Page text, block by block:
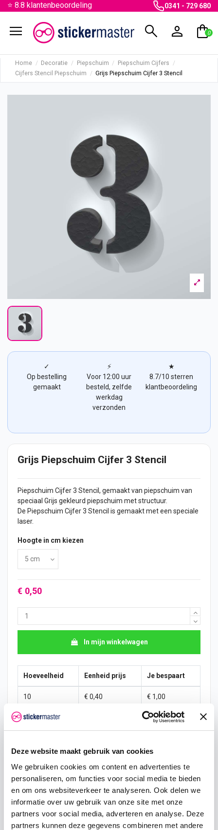
Deze website maakt gebruik van cookies
We gebruiken cookies om content en advertenties te
personaliseren, om functies voor social media te bieden
en om ons websiteverkeer te analyseren. Ook delen we
informatie over uw gebruik van onze site met onze
partners voor social media, adverteren en analyse. Deze
partners kunnen deze gegevens combineren met andere
⭐ 8.8 klantenbeoordeling 0341 - 729 680
menu search person shopping_bag
0
Home Decoratie Piepschuim
Piepschuim Cijfers
Cijfers Stencil Piepschuim
Grijs Piepschuim Cijfer 3 Stencil
✓
Op bestelling
gemaakt
⚡
Voor 12:00 uur
besteld, zelfde
werkdag
verzonden
★
8.7/10 sterren
klantbeoordeling
Grijs Piepschuim Cijfer 3 Stencil
Piepschuim Cijfer3 Stencil, gemaakt van piepschuim van
speciaal Grijs gekleurd piepschuim met structuur.
De Piepschuim Cijfer 3 Stencil is gemaakt met een speciale
laser.
Hoogte in cm kiezen
€ 0,50
In mijn winkelwagen
Hoeveelheid Eenheid prijs Je bespaart
10 € 0,40 € 1,00
15 € 2,25
100 € 0,28 € 22,50
200 € 0,25 € 50,00
€ 0,20 € 150,00